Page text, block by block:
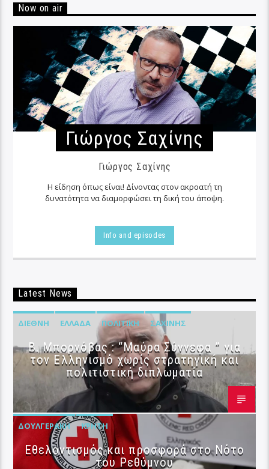
Now on air
Γιώργος Σαχίνης
Γιώργος Σαχίνης
Η είδηση όπως είναι! Δίνοντας στον ακροατή τη
δυνατότητα να διαμορφώσει τη δική του άποψη.
Info and episodes
Latest News
ΔΙΕΘΝΉ ΕΛΛΆΔΑ ΠΟΛΙΤΙΚΉ ΣΑΧΊΝΗΣ
B. Μπορνόβας : “Μαύρα Σύννεφα ” για
τον Ελληνισμό χωρίς στρατηγική και
πολιτιστική διπλωματία
ΔΟΥΛΓΕΡΆΚΗ ΚΡΉΤΗ
Εθελοντισμός και προσφορά στο Νότο
του Ρεθύμνου